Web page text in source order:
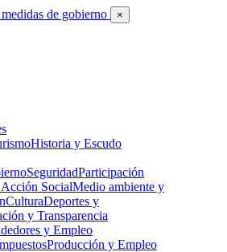
de gobierno ×
Historia y Escudo
SeguridadParticipación
SocialMedio ambiente y
CulturaDeportes y
y Transparencia
y Empleo
Producción y Empleo